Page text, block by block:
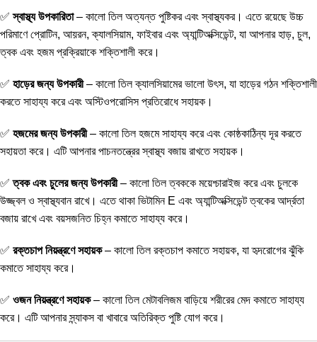
✅স্বাস্থ্য উপকারিতা– কালো তিল অত্যন্ত পুষ্টিকর এবং স্বাস্থ্যকর। এতে রয়েছে উচ্চ
পরিমাণে প্রোটিন, আয়রন, ক্যালসিয়াম, ফাইবার এবং অ্যান্টিঅক্সিডেন্ট, যা আপনার হাড়, চুল,
ত্বক এবং হজম প্রক্রিয়াকে শক্তিশালী করে।
✅ হাড়ের জন্য উপকারী– কালো তিল ক্যালসিয়ামের ভালো উৎস, যা হাড়ের গঠন শক্তিশালী
করতে সাহায্য করে এবং অস্টিওপরোসিস প্রতিরোধে সহায়ক।
✅ হজমের জন্য উপকারী– কালো তিল হজমে সাহায্য করে এবং কোষ্ঠকাঠিন্য দূর করতে
সহায়তা করে। এটি আপনার পাচনতন্ত্রের স্বাস্থ্য বজায় রাখতে সহায়ক।
✅ত্বক এবং চুলের জন্য উপকারী– কালো তিল ত্বককে ময়েশ্চারাইজ করে এবং চুলকে
উজ্জ্বল ও স্বাস্থ্যবান রাখে। এতে থাকা ভিটামিন E এবং অ্যান্টিঅক্সিডেন্ট ত্বকের আর্দ্রতা
বজায় রাখে এবং বয়সজনিত চিহ্ন কমাতে সাহায্য করে।
✅ রক্তচাপ নিয়ন্ত্রণে সহায়ক– কালো তিল রক্তচাপ কমাতে সহায়ক, যা হৃদরোগের ঝুঁকি
কমাতে সাহায্য করে।
✅ ওজন নিয়ন্ত্রণে সহায়ক– কালো তিল মেটাবলিজম বাড়িয়ে শরীরের মেদ কমাতে সাহায্য
করে। এটি আপনার স্ন্যাকস বা খাবারে অতিরিক্ত পুষ্টি যোগ করে।